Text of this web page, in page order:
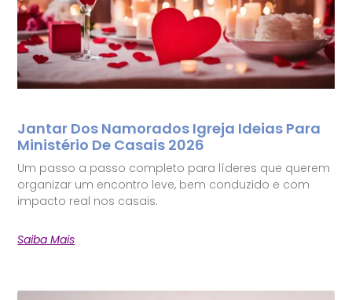
Jantar Dos Namorados Igreja Ideias Para
Ministério De Casais 2026
Um passo a passo completo para líderes que querem
organizar um encontro leve, bem conduzido e com
impacto real nos casais.
Saiba Mais